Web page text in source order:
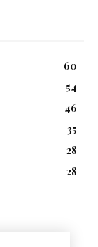
60
54
46
35
28
28